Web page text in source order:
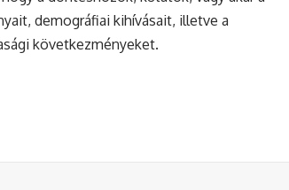
demográfiai kihívásait, illetve a
következményeket.